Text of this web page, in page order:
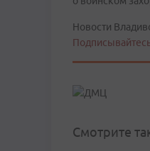
Новости
Смотрите